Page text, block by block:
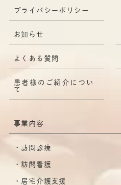
プライバシーポリシー
お知らせ
よくある質問
患者様のご紹介につい
て
事業内容
訪問診療
訪問看護
居宅介護支援